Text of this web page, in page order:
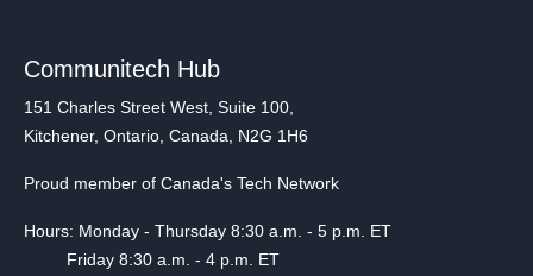
Communitech Hub
151 Charles Street West, Suite 100,
Kitchener, Ontario, Canada, N2G 1H6
Proud member of Canada's Tech Network
Hours: Monday - Thursday 8:30 a.m. - 5 p.m. ET
Friday 8:30 a.m. - 4 p.m. ET